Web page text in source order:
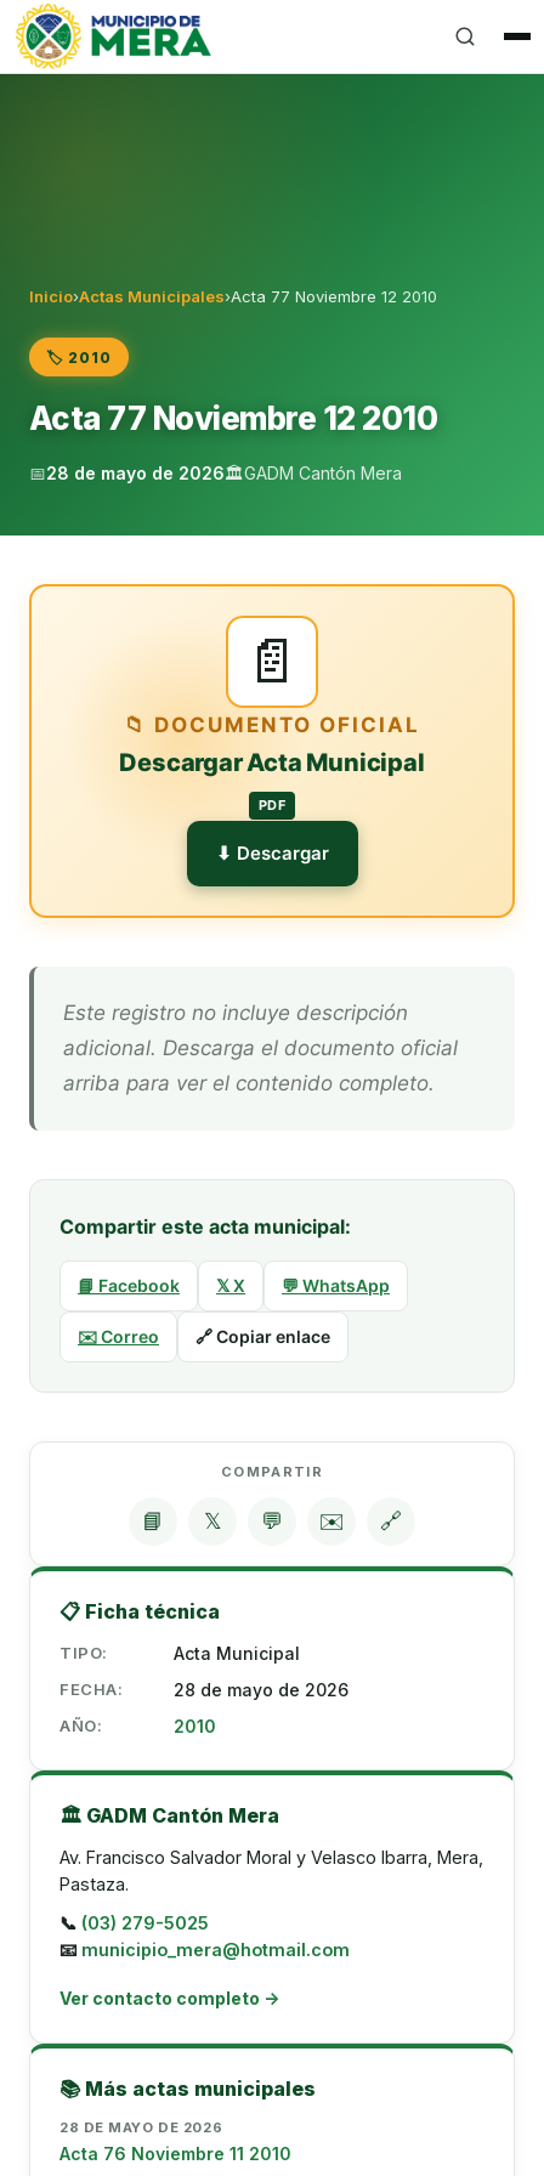
Gobierno Autónomo Descentralizado Municipal del
Inicio›Actas Municipales›Acta 77 Noviembre 12 2010
🏷️ 2010
Acta 77 Noviembre 12 2010
📅28 de mayo de 2026🏛️GADM Cantón Mera
📄
📁 DOCUMENTO OFICIAL
Descargar Acta Municipal
PDF
⬇ Descargar
Este registro no incluye descripción
adicional. Descarga el documento oficial
arriba para ver el contenido completo.
Compartir este acta municipal:
📘 Facebook 𝕏 X 💬 WhatsApp
✉️ Correo 🔗 Copiar enlace
COMPARTIR
📘 𝕏 💬 ✉️ 🔗
📋 Ficha técnica
TIPO: Acta Municipal
FECHA: 28 de mayo de 2026
AÑO: 2010
🏛️ GADM Cantón Mera
Av. Francisco Salvador Moral y Velasco Ibarra, Mera,
Pastaza.
📞 (03) 279-5025
📧 municipio_mera@hotmail.com
Ver contacto completo →
📚 Más actas municipales
28 DE MAYO DE 2026
Acta 76 Noviembre 11 2010